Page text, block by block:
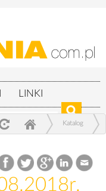
LINKI
Katalog
o Wolin, 4.08.2018r.